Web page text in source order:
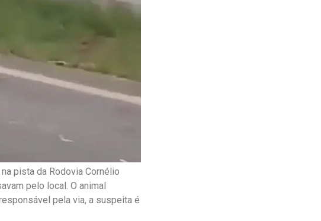
pista da Rodovia Cornélio
pelo local. O animal
pela via, a suspeita é